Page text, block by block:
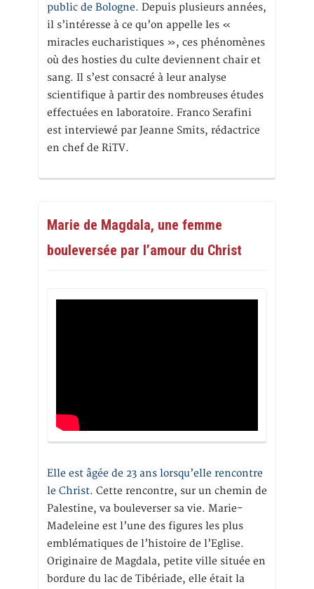
public de Bologne. Depuis plusieurs années,
il s’intéresse à ce qu’on appelle les «
miracles eucharistiques », ces phénomènes
où des hosties du culte deviennent chair et
sang. Il s’est consacré à leur analyse
scientifique à partir des nombreuses études
effectuées en laboratoire. Franco Serafini
est interviewé par Jeanne Smits, rédactrice
en chef de RiTV.
Marie de Magdala, une femme
bouleversée par l’amour du Christ
Elle est âgée de 23 ans lorsqu’elle rencontre
le Christ. Cette rencontre, sur un chemin de
Palestine, va bouleverser sa vie. Marie-
Madeleine est l’une des figures les plus
emblématiques de l’histoire de l’Eglise.
Originaire de Magdala, petite ville située en
bordure du lac de Tibériade, elle était la